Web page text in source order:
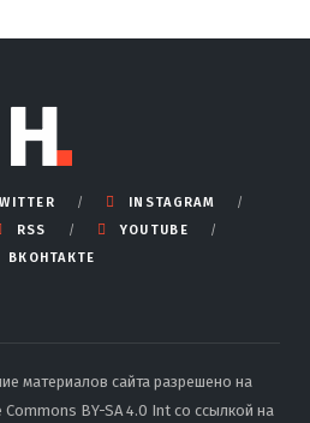
INSTAGRAM
RSS
YOUTUBE
ВКОНТАКТЕ
материалов сайта разрешено на
Commons BY-SA 4.0 Int со ссылкой на